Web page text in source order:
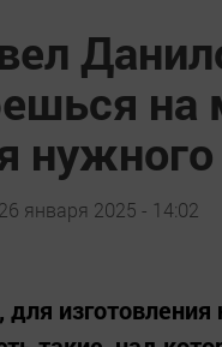
на
нужного
26 января 2025 - 14:02